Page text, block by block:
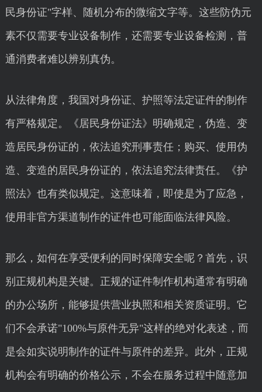
民身份证"字样、随机分布的微缩文字等。这些防伪元
素不仅需要专业设备制作，还需要专业设备检测，普
通消费者难以辨别真伪。
从法律角度，我国对身份证、护照等法定证件的制作
有严格规定。《居民身份证法》明确规定，伪造、变
造居民身份证的，依法追究刑事责任；购买、使用伪
造、变造的居民身份证的，依法追究法律责任。《护
照法》也有类似规定。这意味着，即使是为了应急，
使用非官方渠道制作的证件也可能面临法律风险。
那么，如何在享受便利的同时保障安全呢？首先，识
别正规机构是关键。正规的证件制作机构通常有明确
的办公场所，能够提供营业执照和相关资质证明。它
们不会承诺"100%与原件无异"这样的绝对化表述，而
是会如实说明制作的证件与原件的差异。此外，正规
机构会有明确的价格公示，不会在服务过程中随意加